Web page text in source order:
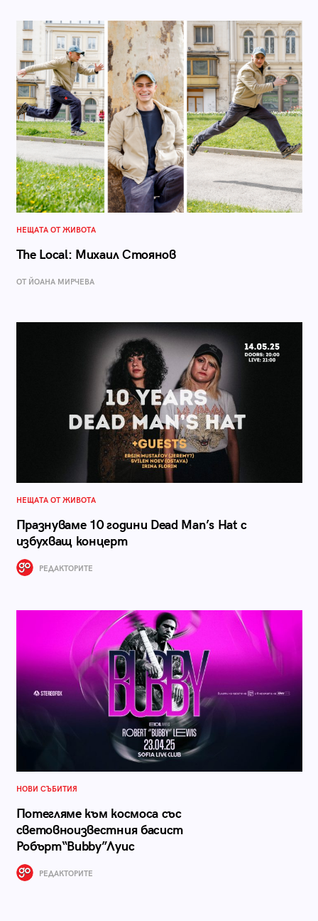
НЕЩАТА ОТ ЖИВОТА
The Local: Михаил Стоянов
ОТ ЙОАНА МИРЧЕВА
НЕЩАТА ОТ ЖИВОТА
Празнуваме 10 години Dead Man’s Hat с
избухващ концерт
РЕДАКТОРИТЕ
НОВИ СЪБИТИЯ
Потегляме към космоса със
световноизвестния басист
Робърт“Bubby”Луис
РЕДАКТОРИТЕ